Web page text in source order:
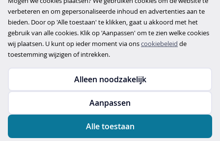
Bedrijfsgegevens
Werkwijze
Overzichten
Verlopen aanbod
Copyright © 2026
privacy- en cookiebeleid
verbeteren en om gepersonaliseerde inhoud en advertenties aan te
bieden. Door op 'Alle toestaan' te klikken, gaat u akkoord met het
gebruik van alle cookies. Klik op 'Aanpassen' om te zien welke cookies
wij plaatsen. U kunt op ieder moment via onscookiebeleid de
toestemming wijzigen of intrekken.
Alleen noodzakelijk
Aanpassen
Alle toestaan